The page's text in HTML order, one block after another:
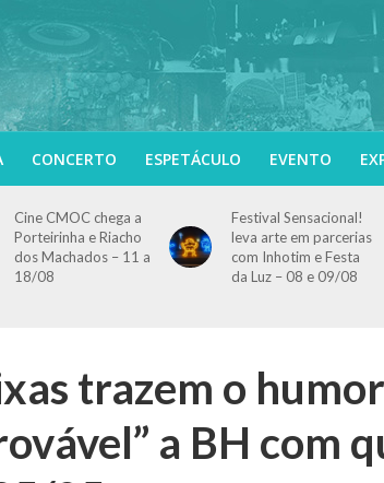
CONCERTO ESPETÁCULO EVENTO
Cine CMOC chega a
Porteirinha e Riacho
dos Machados – 11 a
18/08
Festival Sensacional!
leva arte em parcerias
com Inhotim e Festa
da Luz – 08 e 09/08
trazem o
a BH com